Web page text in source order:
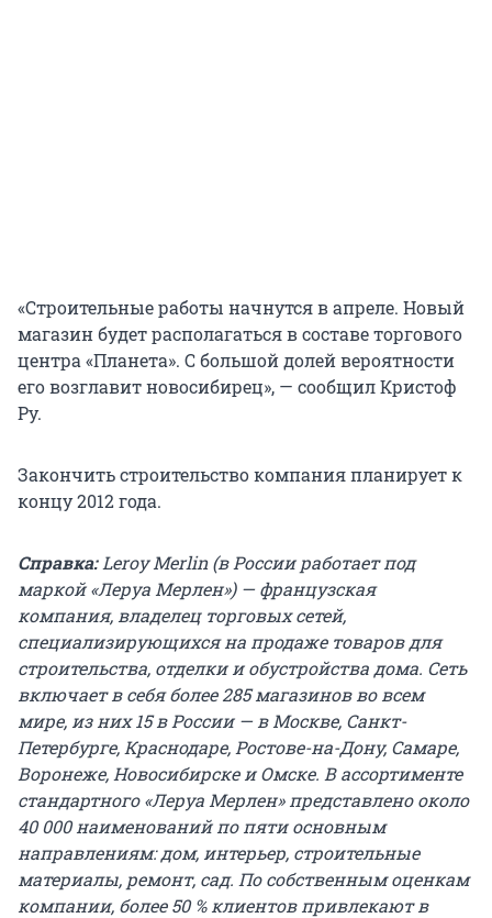
«Строительные работы начнутся в апреле. Новый
магазин будет располагаться в составе торгового
центра «Планета». С большой долей вероятности
его возглавит новосибирец», — сообщил Кристоф
Ру.
Закончить строительство компания планирует к
концу 2012 года.
Справка:Leroy Merlin (в России работает под
маркой «Леруа Мерлен») — французская
компания, владелец торговых сетей,
специализирующихся на продаже товаров для
строительства, отделки и обустройства дома. Сеть
включает в себя более 285 магазинов во всем
мире, из них 15 в России — в Москве, Санкт-
Петербурге, Краснодаре, Ростове-на-Дону, Самаре,
Воронеже, Новосибирске и Омске. В ассортименте
стандартного «Леруа Мерлен» представлено около
40 000 наименований по пяти основным
направлениям: дом, интерьер, строительные
материалы, ремонт, сад. По собственным оценкам
компании, более 50 % клиентов привлекают в